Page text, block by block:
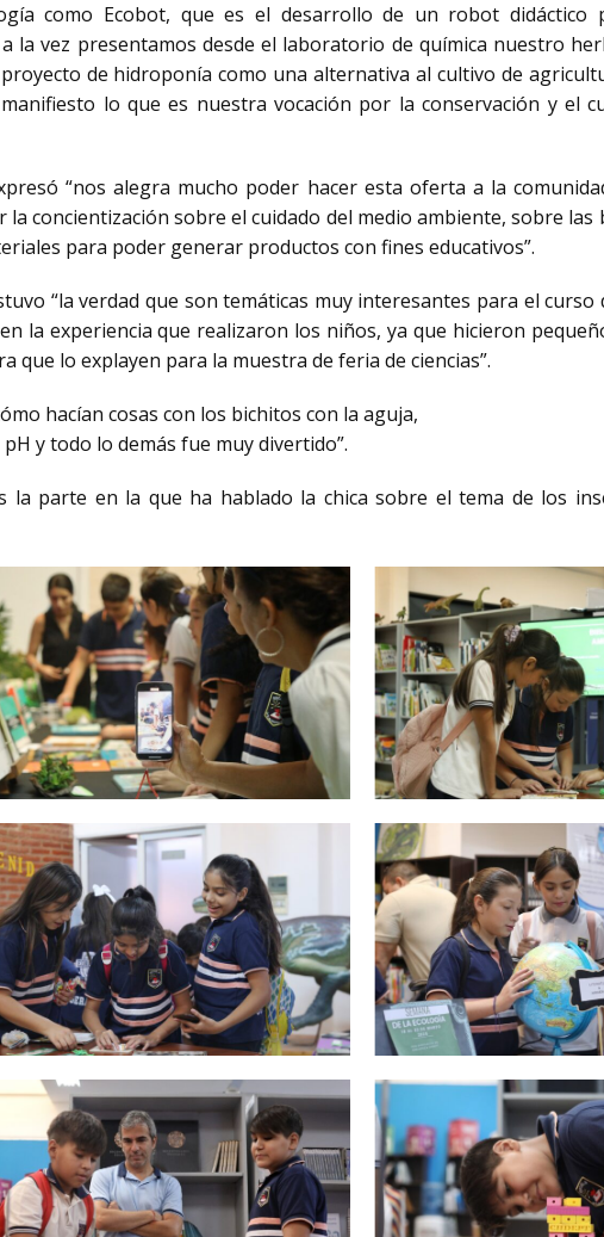
como Ecobot, que es el desarrollo de un robot didáctico
la vez presentamos desde el laboratorio de química nuestro
de hidroponía como una alternativa al cultivo de
lo que es nuestra vocación por la conservación y el
“nos alegra mucho poder hacer esta oferta a la
concientización sobre el cuidado del medio ambiente, sobre las
para poder generar productos con fines educativos”.
“la verdad que son temáticas muy interesantes para el curso
la experiencia que realizaron los niños, ya que hicieron
lo explayen para la muestra de feria de ciencias”.
hacían cosas con los bichitos con la aguja,
y todo lo demás fue muy divertido”.
la parte en la que ha hablado la chica sobre el tema de los